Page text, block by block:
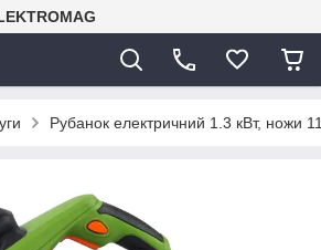
Рубанок електричний 1.3 кВт, ножи